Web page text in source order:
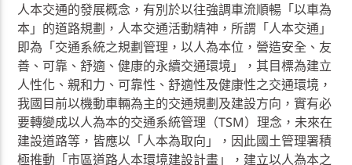
人本交通的發展概念，有別於以往強調車流順暢「以車為
本」的道路規劃，人本交通活動精神，所謂「人本交通」
即為「交通系統之規劃管理，以人為本位，營造安全、友
善、可靠、舒適、健康的永續交通環境」，其目標為建立
人性化、親和力、可靠性、舒適性及健康性之交通環境，
我國目前以機動車輛為主的交通規劃及建設方向，實有必
要轉變成以人為本的交通系統管理（TSM）理念，未來在
建設道路等，皆應以「人本為取向」，因此國土管理署積
極推動「市區道路人本環境建設計畫」，建立以人為本之